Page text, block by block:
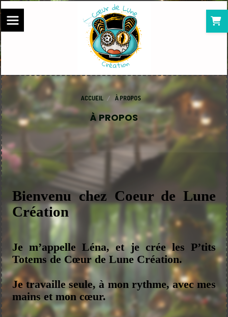
ACCUEIL À PROPOS
À PROPOS
Bienvenu chez Coeur de Lune
Création
Je m’appelle Léna, et je crée les P’tits
Totems de Cœur de Lune Création.
Je travaille seule, à mon rythme, avec mes
mains et mon cœur.
Panneau de gestion des cookies